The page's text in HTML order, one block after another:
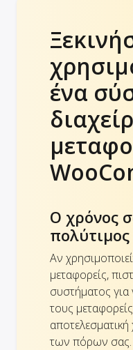
ένα
Ο χρόνος
πολύτιμος
Αν
μεταφορείς,
συστήματος για
τους
των πόρων σας.